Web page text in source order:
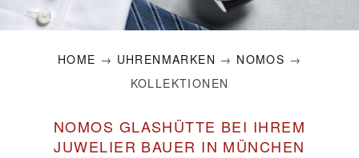
SCHMUCK
SERVICE
HOME → UHRENMARKEN → NOMOS →
KOLLEKTIONEN
NOMOS GLASHÜTTE BEI IHREM
JUWELIER BAUER IN MÜNCHEN